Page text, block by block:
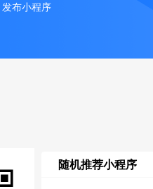
发布小程序
随机推荐小程序